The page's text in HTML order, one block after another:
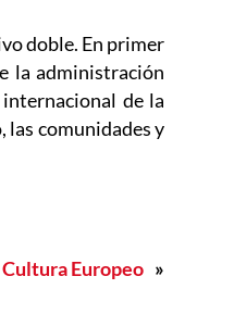
doble. En primer
la administración
de la
comunidades y
Europeo »